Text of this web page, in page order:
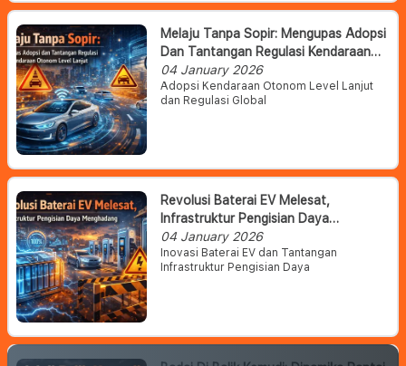
Melaju Tanpa Sopir: Mengupas Adopsi
Dan Tantangan Regulasi Kendaraan
Otonom Level Lanjut
04 January 2026
Adopsi Kendaraan Otonom Level Lanjut
dan Regulasi Global
Revolusi Baterai EV Melesat,
Infrastruktur Pengisian Daya
Menghadang
04 January 2026
Inovasi Baterai EV dan Tantangan
Infrastruktur Pengisian Daya